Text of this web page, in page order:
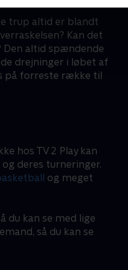
trup altid er blandt
Kan det
Den altid spændende
drejninger i løbet af
på forreste række til
hos TV 2 Play kan
deres turneringer.
og meget
du kan se med lige
så du kan se